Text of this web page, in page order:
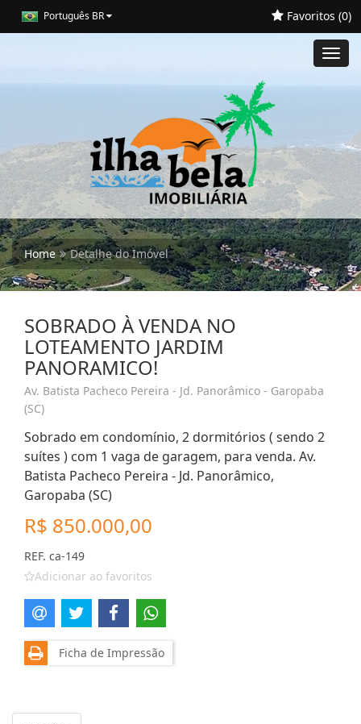
Português BR Favoritos (0)
Home Detalhe do Imóvel
SOBRADO À VENDA NO
LOTEAMENTO JARDIM
PANORAMICO!
Av. Batista Pacheco Pereira - Jd. Panorâmico - Garopaba
(SC)
Sobrado em condomínio, 2 dormitórios ( sendo 2
suítes ) com 1 vaga de garagem, para venda. Av.
Batista Pacheco Pereira - Jd. Panorâmico,
Garopaba (SC)
R$ 850.000,00
REF. ca-149
Adicionar ao favoritos
Ficha de Impressão